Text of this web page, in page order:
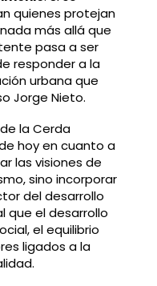
quienes protejan
más allá que
pasa a ser
responder a la
urbana que
Jorge Nieto.
la Cerda
hoy en cuanto a
las visiones de
sino incorporar
del desarrollo
que el desarrollo
el equilibrio
ligados a la